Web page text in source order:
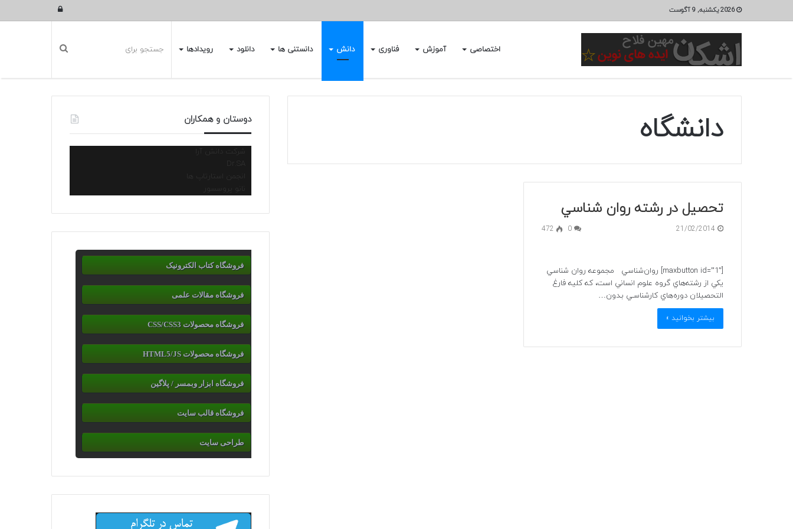
2026 یکشنبه, 9 آگوست ورود
اختصاصی آموزش فناوری دانش دانستنی ها دانلود رویدادها
دانشگاه
تحصیل در رشته روان شناسي
21/02/2014
0
472
[maxbutton id=”1″] روان‌شناسي مجموعه روان شناسي
يكي از رشته‌هاي گروه علوم انساني است، كه كليه فارغ
التحصيلان دوره‌هاي كارشناسـي بـدون…
بیشتر بخوانید »
دوستان و همکاران
شرکت دانش آرا
انجمن استارتاپ ها
نانو پروسسور
فروشگاه کتاب الکترونیک
فروشگاه مقالات علمی
فروشگاه محصولات CSS/CSS3
فروشگاه محصولات HTML5/JS
فروشگاه ابزار وبمسر / پلاگین
فروشگاه قالب سایت
طراحی سایت